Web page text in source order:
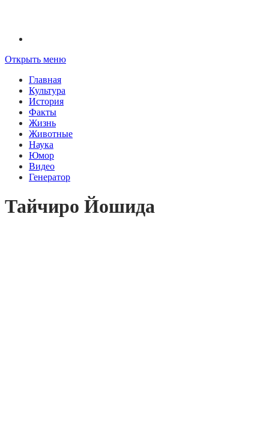
Открыть меню
Главная
Культура
История
Факты
Жизнь
Животные
Наука
Юмор
Видео
Генератор
Тайчиро Йошида